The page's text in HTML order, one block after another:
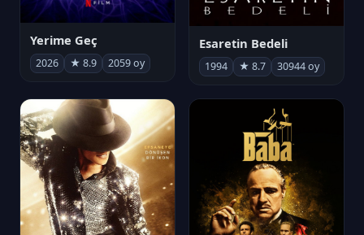
Yerime Geç
2026 ★ 8.9 2059 oy
Esaretin Bedeli
1994 ★ 8.7 30944 oy